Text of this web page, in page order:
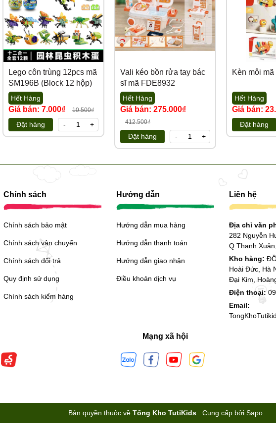
Lego côn trùng 12pcs mã
SM196B (Block 12 hộp)
Hết Hàng
Giá bán: 7.000₫ 10.500₫
Đặt hàng - +
Vali kéo bồn rửa tay bác
sĩ mã FDE8932
Hết Hàng
Giá bán: 275.000₫
412.500₫
Đặt hàng - +
Kèn môi
Hết Hàng
Giá bán:
Đặt hàng
Chính sách
Chính sách bảo mật
Chính sách vận chuyển
Chính sách đổi trả
Quy định sử dụng
Chính sách kiểm hàng
Hướng dẫn
Hướng dẫn mua hàng
Hướng dẫn thanh toán
Hướng dẫn giao nhận
Điều khoản dịch vụ
Liên hệ
Địa chỉ văn
282 Nguyễn
Q.Thanh
Kho hàng:
Hoài Đức, Hà
Đại Kim,
Điện thoại:
Email:
Mạng xã hội
Bản quyền thuộc về Tổng Kho TutiKids Cung cấp bởi Sapo